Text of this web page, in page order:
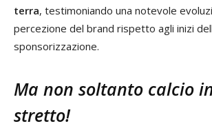
terra, testimoniando una notevole
percezione del brand rispetto agli inizi
sponsorizzazione.
Ma non soltanto calcio
stretto!